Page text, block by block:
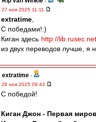
27 ноя 2025 11:11
extratime
С победами!:)
Киган здесь http://
из двух переводов лучше, я
extratime -
26 ноя 2025 09:43
С победой!
Киган Джон - Первая